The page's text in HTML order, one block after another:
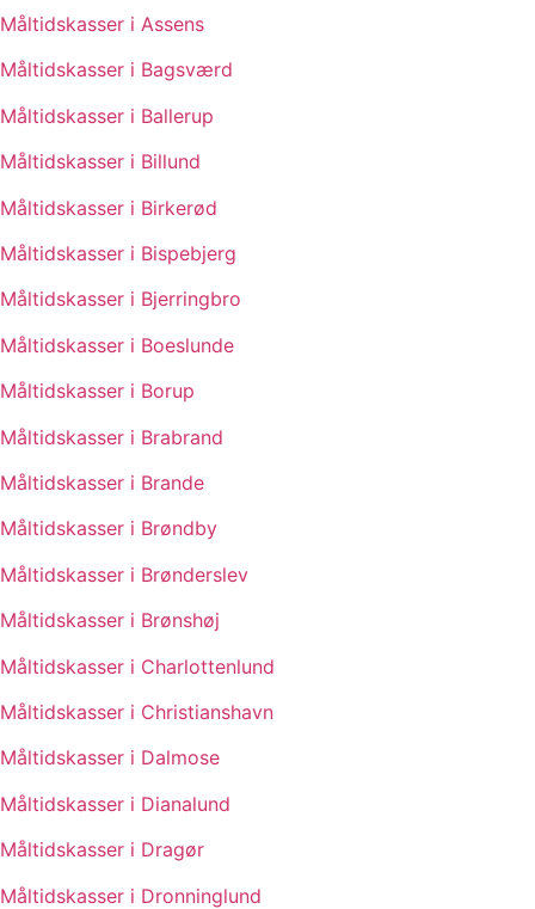
Måltidskasser i Assens
Måltidskasser i Bagsværd
Måltidskasser i Ballerup
Måltidskasser i Billund
Måltidskasser i Birkerød
Måltidskasser i Bispebjerg
Måltidskasser i Bjerringbro
Måltidskasser i Boeslunde
Måltidskasser i Borup
Måltidskasser i Brabrand
Måltidskasser i Brande
Måltidskasser i Brøndby
Måltidskasser i Brønderslev
Måltidskasser i Brønshøj
Måltidskasser i Charlottenlund
Måltidskasser i Christianshavn
Måltidskasser i Dalmose
Måltidskasser i Dianalund
Måltidskasser i Dragør
Måltidskasser i Dronninglund